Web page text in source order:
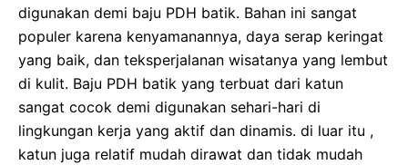
digunakan demi baju PDH batik. Bahan ini sangat
populer karena kenyamanannya, daya serap keringat
yang baik, dan teksperjalanan wisatanya yang lembut
di kulit. Baju PDH batik yang terbuat dari katun
sangat cocok demi digunakan sehari-hari di
lingkungan kerja yang aktif dan dinamis. di luar itu ,
katun juga relatif mudah dirawat dan tidak mudah